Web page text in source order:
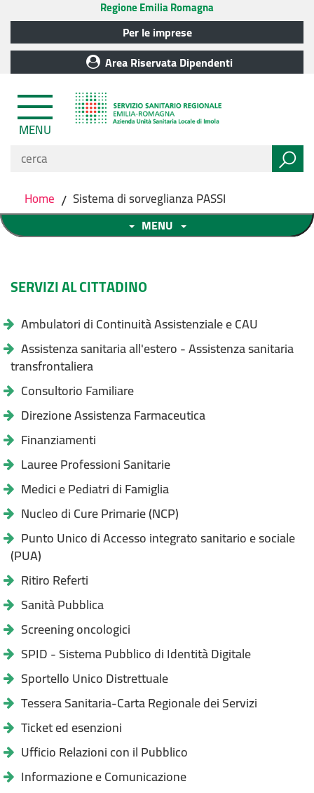
Regione Emilia Romagna
Per le imprese
Area Riservata Dipendenti
MENU
Home / Sistema di sorveglianza PASSI
MENU
SERVIZI AL CITTADINO
Ambulatori di Continuità Assistenziale e CAU
Assistenza sanitaria all'estero - Assistenza sanitaria
transfrontaliera
Consultorio Familiare
Direzione Assistenza Farmaceutica
Finanziamenti
Lauree Professioni Sanitarie
Medici e Pediatri di Famiglia
Nucleo di Cure Primarie (NCP)
Punto Unico di Accesso integrato sanitario e sociale
(PUA)
Ritiro Referti
Sanità Pubblica
Screening oncologici
SPID - Sistema Pubblico di Identità Digitale
Sportello Unico Distrettuale
Tessera Sanitaria-Carta Regionale dei Servizi
Ticket ed esenzioni
Ufficio Relazioni con il Pubblico
Informazione e Comunicazione